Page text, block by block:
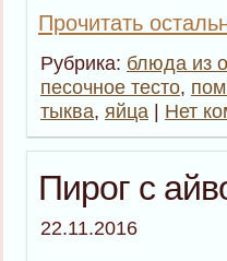
Прочитать
Рубрика: блюда из
песочное тесто,
тыква, яйца | Нет
Пирог с
22.11.2016